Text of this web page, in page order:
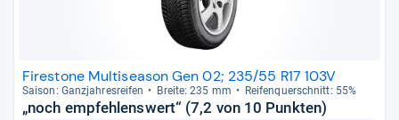
Firestone Multiseason Gen 02; 235/55 R17 103V
Sai­son: Ganz­jah­res­rei­fen Breite: 235 mm Rei­fen­quer­schnitt: 55%
„noch empfehlenswert“ (7,2 von 10 Punkten)